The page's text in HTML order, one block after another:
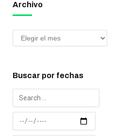
Archivo
Buscar por fechas